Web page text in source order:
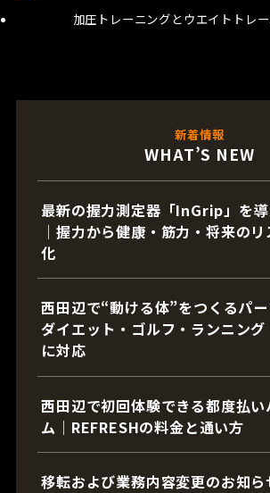
加圧トレーニングとウエイトトレ
新着情報
WHAT’S NEW
最新の握力測定器「InGrip」を
｜握力から健康・筋力・将来の
化
西田辺で“動ける体”をつくるパー
ダイエット・ゴルフ・ランニング
に対応
西田辺で初回体験できる都度払
ム｜REFRESHの料金と通い方
移転および業務内容変更のお知ら